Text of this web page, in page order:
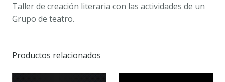
Taller de creación literaria con las actividades de un
Grupo de teatro.
Productos relacionados